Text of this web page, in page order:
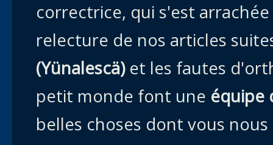
correctrice, qui s'est
relecture de nos articles
(Yünalescä)et les fautes
petit monde font une équipe
belles choses dont vous